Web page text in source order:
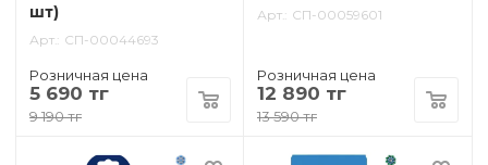
шт)
Арт. СП-00044693
Розничная цена
5 690 тг
9 190 тг
Арт. СП-00059601
Розничная цена
12 890 тг
13 590 тг